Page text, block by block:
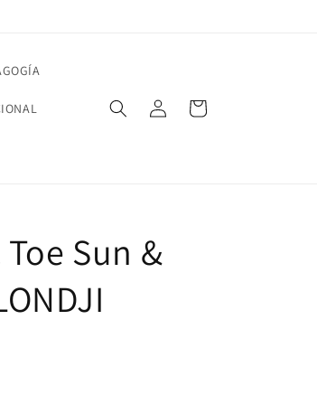
Iniciar
sesión
Carrito
Sun &